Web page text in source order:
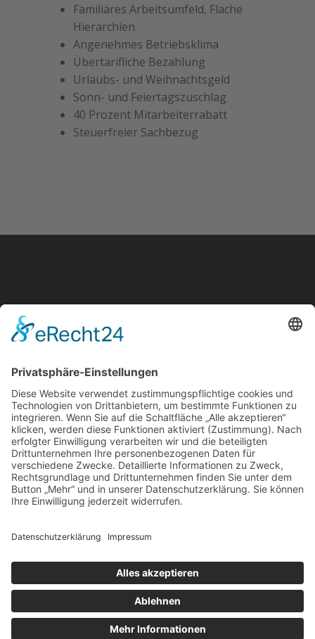
Familiäres Arbeitsumfeld, Flache
Hierarchien
Angenehmes Betriebsklima
Übertarifliche Bezahlung
Urlaubs- und Weihnachtsgeld
Sonn- und Feiertagszuschlag
40 Prozent Mitarbeiterrabatt
Steuerfreier Sachbezug
Noch Fragen?
Name
E-Mail-Adresse
Nachricht